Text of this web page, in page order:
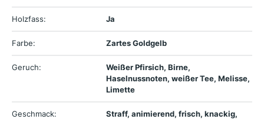
Holzfass: Ja
Farbe: Zartes Goldgelb
Geruch:
Weißer Pfirsich, Birne,
Haselnussnoten, weißer Tee, Melisse,
Limette
Geschmack:
Straff, animierend, frisch, knackig,